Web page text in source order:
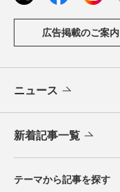
広告掲載のご案内
ニュース
新着記事一覧
テーマから記事を探す